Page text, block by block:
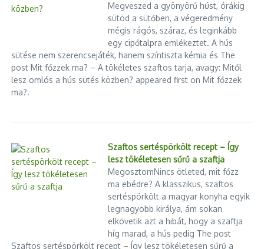
Megveszed a gyönyörű húst, órákig
sütöd a sütőben, a végeredmény
mégis rágós, száraz, és leginkább
egy cipőtalpra emlékeztet. A hús
sütése nem szerencsejáték, hanem színtiszta kémia és The
post Mit főzzek ma? – A tökéletes szaftos tarja, avagy: Mitől
lesz omlós a hús sütés közben? appeared first on Mit főzzek
ma?.
Szaftos sertéspörkölt recept – Így
lesz tökéletesen sűrű a szaftja
MegosztomNincs ötleted, mit főzz
ma ebédre? A klasszikus, szaftos
sertéspörkölt a magyar konyha egyik
legnagyobb királya, ám sokan
elkövetik azt a hibát, hogy a szaftja
híg marad, a hús pedig The post
Szaftos sertéspörkölt recept – Így lesz tökéletesen sűrű a